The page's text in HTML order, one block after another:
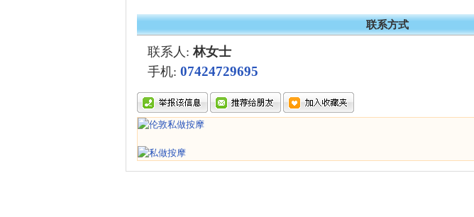
联系方式
联系人:林女士
手机: 07424729695